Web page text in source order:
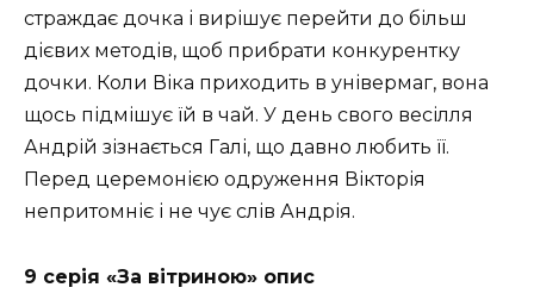
страждає дочка і вирішує перейти до більш
дієвих методів, щоб прибрати конкурентку
дочки. Коли Віка приходить в універмаг, вона
щось підмішує їй в чай. У день свого весілля
Андрій зізнається Галі, що давно любить її.
Перед церемонією одруження Вікторія
непритомніє і не чує слів Андрія.
9 серія «За вітриною» опис